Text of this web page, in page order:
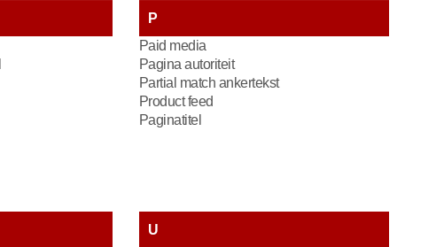
P
Paid media
Pagina autoriteit
Partial match ankertekst
Product feed
Paginatitel
U